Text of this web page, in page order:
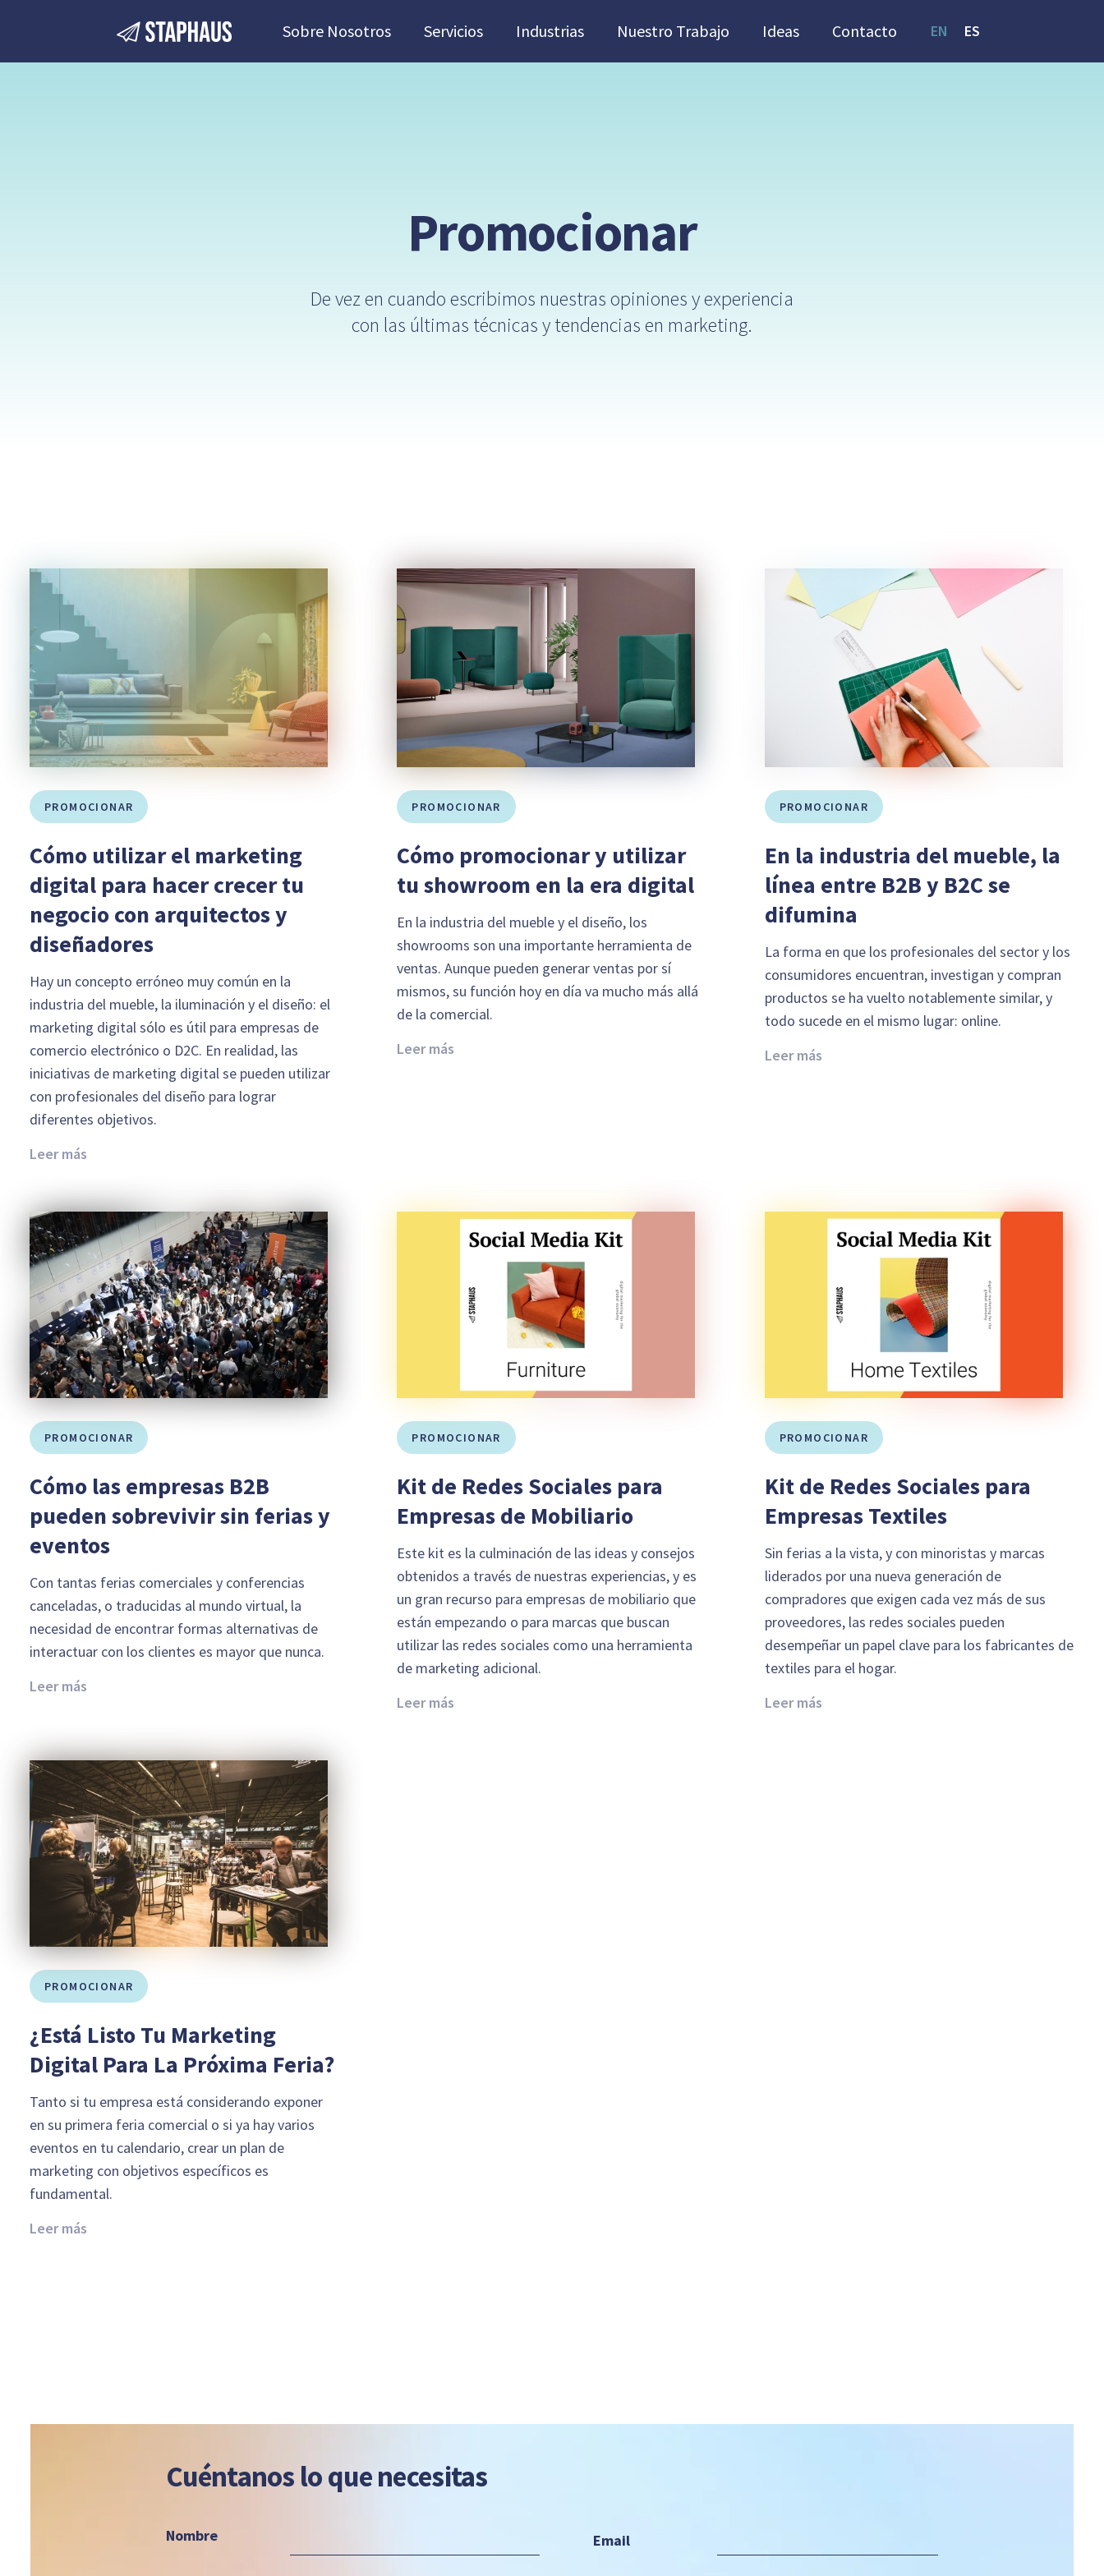
Sobre Nosotros Servicios Industrias Nuestro Trabajo Ideas Contacto EN ES
Promocionar
De vez en cuando escribimos nuestras opiniones y experiencia
con las últimas técnicas y tendencias en marketing.
PROMOCIONAR
Cómo utilizar el marketing
digital para hacer crecer tu
negocio con arquitectos y
diseñadores
Hay un concepto erróneo muy común en la
industria del mueble, la iluminación y el diseño: el
marketing digital sólo es útil para empresas de
comercio electrónico o D2C. En realidad, las
iniciativas de marketing digital se pueden utilizar
con profesionales del diseño para lograr
diferentes objetivos.
Leer más
PROMOCIONAR
Cómo promocionar y utilizar
tu showroom en la era digital
En la industria del mueble y el diseño, los
showrooms son una importante herramienta de
ventas. Aunque pueden generar ventas por sí
mismos, su función hoy en día va mucho más allá
de la comercial.
Leer más
PROMOCIONAR
En la industria del mueble, la
línea entre B2B y B2C se
difumina
La forma en que los profesionales del sector y los
consumidores encuentran, investigan y compran
productos se ha vuelto notablemente similar, y
todo sucede en el mismo lugar: online.
Leer más
PROMOCIONAR
Cómo las empresas B2B
pueden sobrevivir sin ferias y
eventos
Con tantas ferias comerciales y conferencias
canceladas, o traducidas al mundo virtual, la
necesidad de encontrar formas alternativas de
interactuar con los clientes es mayor que nunca.
Leer más
PROMOCIONAR
Kit de Redes Sociales para
Empresas de Mobiliario
Este kit es la culminación de las ideas y consejos
obtenidos a través de nuestras experiencias, y es
un gran recurso para empresas de mobiliario que
están empezando o para marcas que buscan
utilizar las redes sociales como una herramienta
de marketing adicional.
Leer más
PROMOCIONAR
Kit de Redes Sociales para
Empresas Textiles
Sin ferias a la vista, y con minoristas y marcas
liderados por una nueva generación de
compradores que exigen cada vez más de sus
proveedores, las redes sociales pueden
desempeñar un papel clave para los fabricantes de
textiles para el hogar.
Leer más
PROMOCIONAR
¿Está Listo Tu Marketing
Digital Para La Próxima Feria?
Tanto si tu empresa está considerando exponer
en su primera feria comercial o si ya hay varios
eventos en tu calendario, crear un plan de
marketing con objetivos específicos es
fundamental.
Leer más
Cuéntanos lo que necesitas
Nombre Email